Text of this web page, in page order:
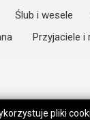
Ślub i wesele
Przyjaciele i
pliki